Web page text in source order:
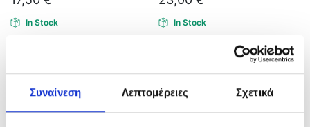
Συναίνεση Λεπτομέρειες Σχετικά
In Stock In Stock
Προσθήκη στο καλάθι